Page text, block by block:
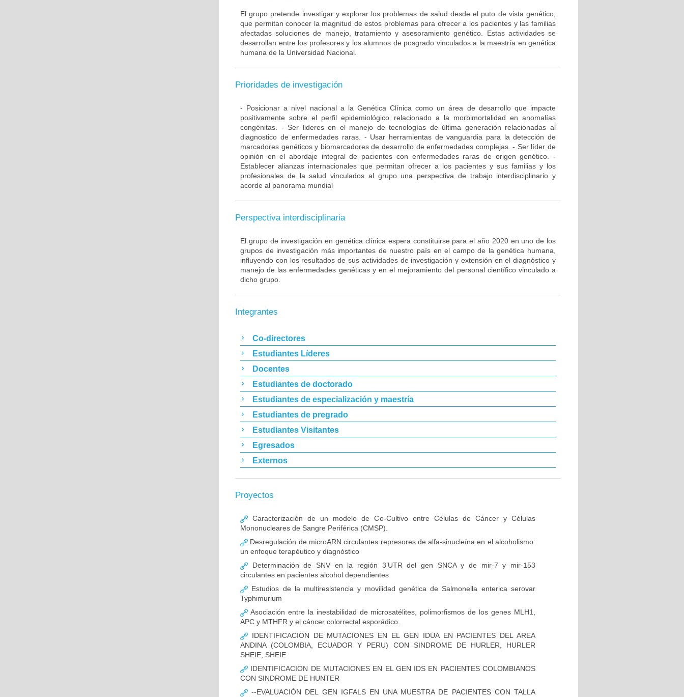
El grupo pretende investigar y explorar los problemas de salud desde el puto de vista genético,
que permitan conocer la magnitud de estos problemas para ofrecer a los pacientes y las familias
afectadas soluciones de manejo, tratamiento y asesoramiento genético. Estas actividades se
desarrollan entre los profesores y los alumnos de posgrado vinculados a la maestría en genética
humana de la Universidad Nacional.
Prioridades de investigación
- Posicionar a nivel nacional a la Genética Clínica como un área de desarrollo que impacte
positivamente sobre el perfil epidemiológico relacionado a la morbimortalidad en anomalías
congénitas. - Ser lideres en el manejo de tecnologías de última generación relacionadas al
diagnostico de enfermedades raras. - Usar herramientas de vanguardia para la detección de
marcadores genéticos y biomarcadores de desarrollo de enfermedades complejas. - Ser líder de
opinión en el abordaje integral de pacientes con enfermedades raras de origen genético. -
Establecer alianzas internacionales que permitan ofrecer a los pacientes y sus familias y los
profesionales de la salud vinculados al grupo una perspectiva de trabajo interdisciplinario y
acorde al panorama mundial
Perspectiva interdisciplinaria
El grupo de investigación en genética clínica espera constituirse para el año 2020 en uno de los
grupos de investigación más importantes de nuestro país en el campo de la genética humana,
influyendo con los resultados de sus actividades de investigación y extensión en el diagnóstico y
manejo de las enfermedades genéticas y en el mejoramiento del personal científico vinculado a
dicho grupo.
Integrantes
Co-directores
Estudiantes Líderes
Docentes
Estudiantes de doctorado
Estudiantes de especialización y maestría
Estudiantes de pregrado
Estudiantes Visitantes
Egresados
Externos
Proyectos
Caracterización de un modelo de Co-Cultivo entre Células de Cáncer y Células
Mononucleares de Sangre Periférica (CMSP).
Desregulación de microARN circulantes represores de alfa-sinucleína en el alcoholismo:
un enfoque terapéutico y diagnóstico
Determinación de SNV en la región 3’UTR del gen SNCA y de mir-7 y mir-153
circulantes en pacientes alcohol dependientes
Estudios de la multiresistencia y movilidad genética de Salmonella enterica serovar
Typhimurium
Asociación entre la inestabilidad de microsatélites, polimorfismos de los genes MLH1,
APC y MTHFR y el cáncer colorrectal esporádico.
IDENTIFICACION DE MUTACIONES EN EL GEN IDUA EN PACIENTES DEL AREA
ANDINA (COLOMBIA, ECUADOR Y PERU) CON SINDROME DE HURLER, HURLER
SHEIE, SHEIE
IDENTIFICACION DE MUTACIONES EN EL GEN IDS EN PACIENTES COLOMBIANOS
CON SINDROME DE HUNTER
--EVALUACIÓN DEL GEN IGFALS EN UNA MUESTRA DE PACIENTES CON TALLA